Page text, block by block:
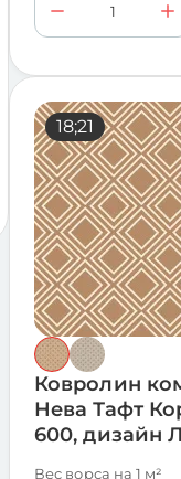
18;21
Ковролин
Нева Тафт
600, дизайн
Вес ворса на 1 м²